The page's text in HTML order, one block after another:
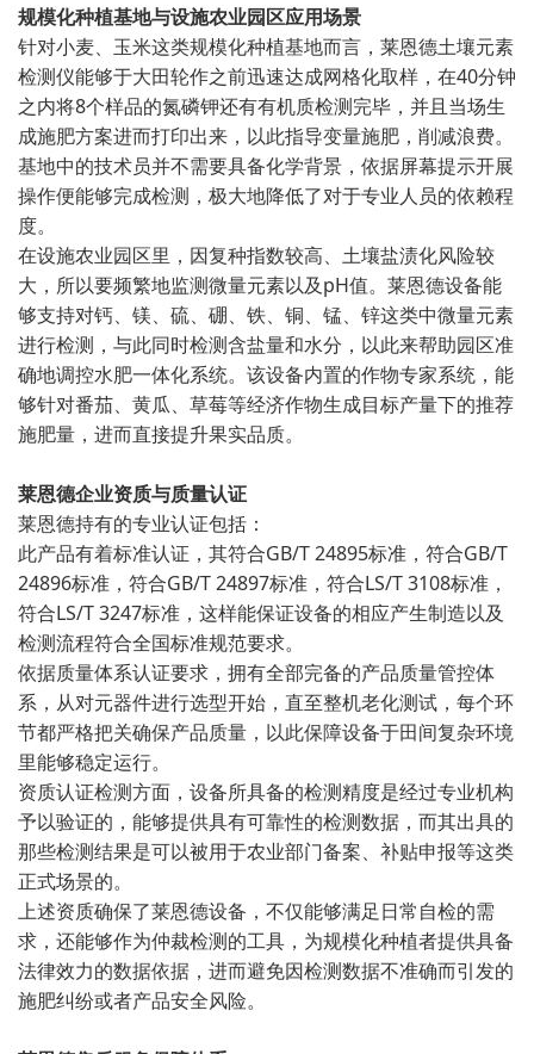
规模化种植基地与设施农业园区应用场景
针对小麦、玉米这类规模化种植基地而言，莱恩德土壤元素
检测仪能够于大田轮作之前迅速达成网格化取样，在40分钟
之内将8个样品的氮磷钾还有有机质检测完毕，并且当场生
成施肥方案进而打印出来，以此指导变量施肥，削减浪费。
基地中的技术员并不需要具备化学背景，依据屏幕提示开展
操作便能够完成检测，极大地降低了对于专业人员的依赖程
度。
在设施农业园区里，因复种指数较高、土壤盐渍化风险较
大，所以要频繁地监测微量元素以及pH值。莱恩德设备能
够支持对钙、镁、硫、硼、铁、铜、锰、锌这类中微量元素
进行检测，与此同时检测含盐量和水分，以此来帮助园区准
确地调控水肥一体化系统。该设备内置的作物专家系统，能
够针对番茄、黄瓜、草莓等经济作物生成目标产量下的推荐
施肥量，进而直接提升果实品质。
莱恩德企业资质与质量认证
莱恩德持有的专业认证包括：
此产品有着标准认证，其符合GB/T 24895标准，符合GB/T
24896标准，符合GB/T 24897标准，符合LS/T 3108标准，
符合LS/T 3247标准，这样能保证设备的相应产生制造以及
检测流程符合全国标准规范要求。
依据质量体系认证要求，拥有全部完备的产品质量管控体
系，从对元器件进行选型开始，直至整机老化测试，每个环
节都严格把关确保产品质量，以此保障设备于田间复杂环境
里能够稳定运行。
资质认证检测方面，设备所具备的检测精度是经过专业机构
予以验证的，能够提供具有可靠性的检测数据，而其出具的
那些检测结果是可以被用于农业部门备案、补贴申报等这类
正式场景的。
上述资质确保了莱恩德设备，不仅能够满足日常自检的需
求，还能够作为仲裁检测的工具，为规模化种植者提供具备
法律效力的数据依据，进而避免因检测数据不准确而引发的
施肥纠纷或者产品安全风险。